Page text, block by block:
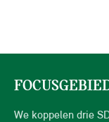
We koppelen drie